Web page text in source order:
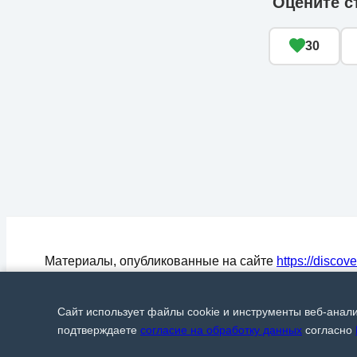
30
Материалы, опубликованные на сайте https://
Discover24.ruобязательна.© Discover24, 2015-
Сайт использует файлы cookie и инструменты веб-
подтверждаете согласие на обработку данных согласно